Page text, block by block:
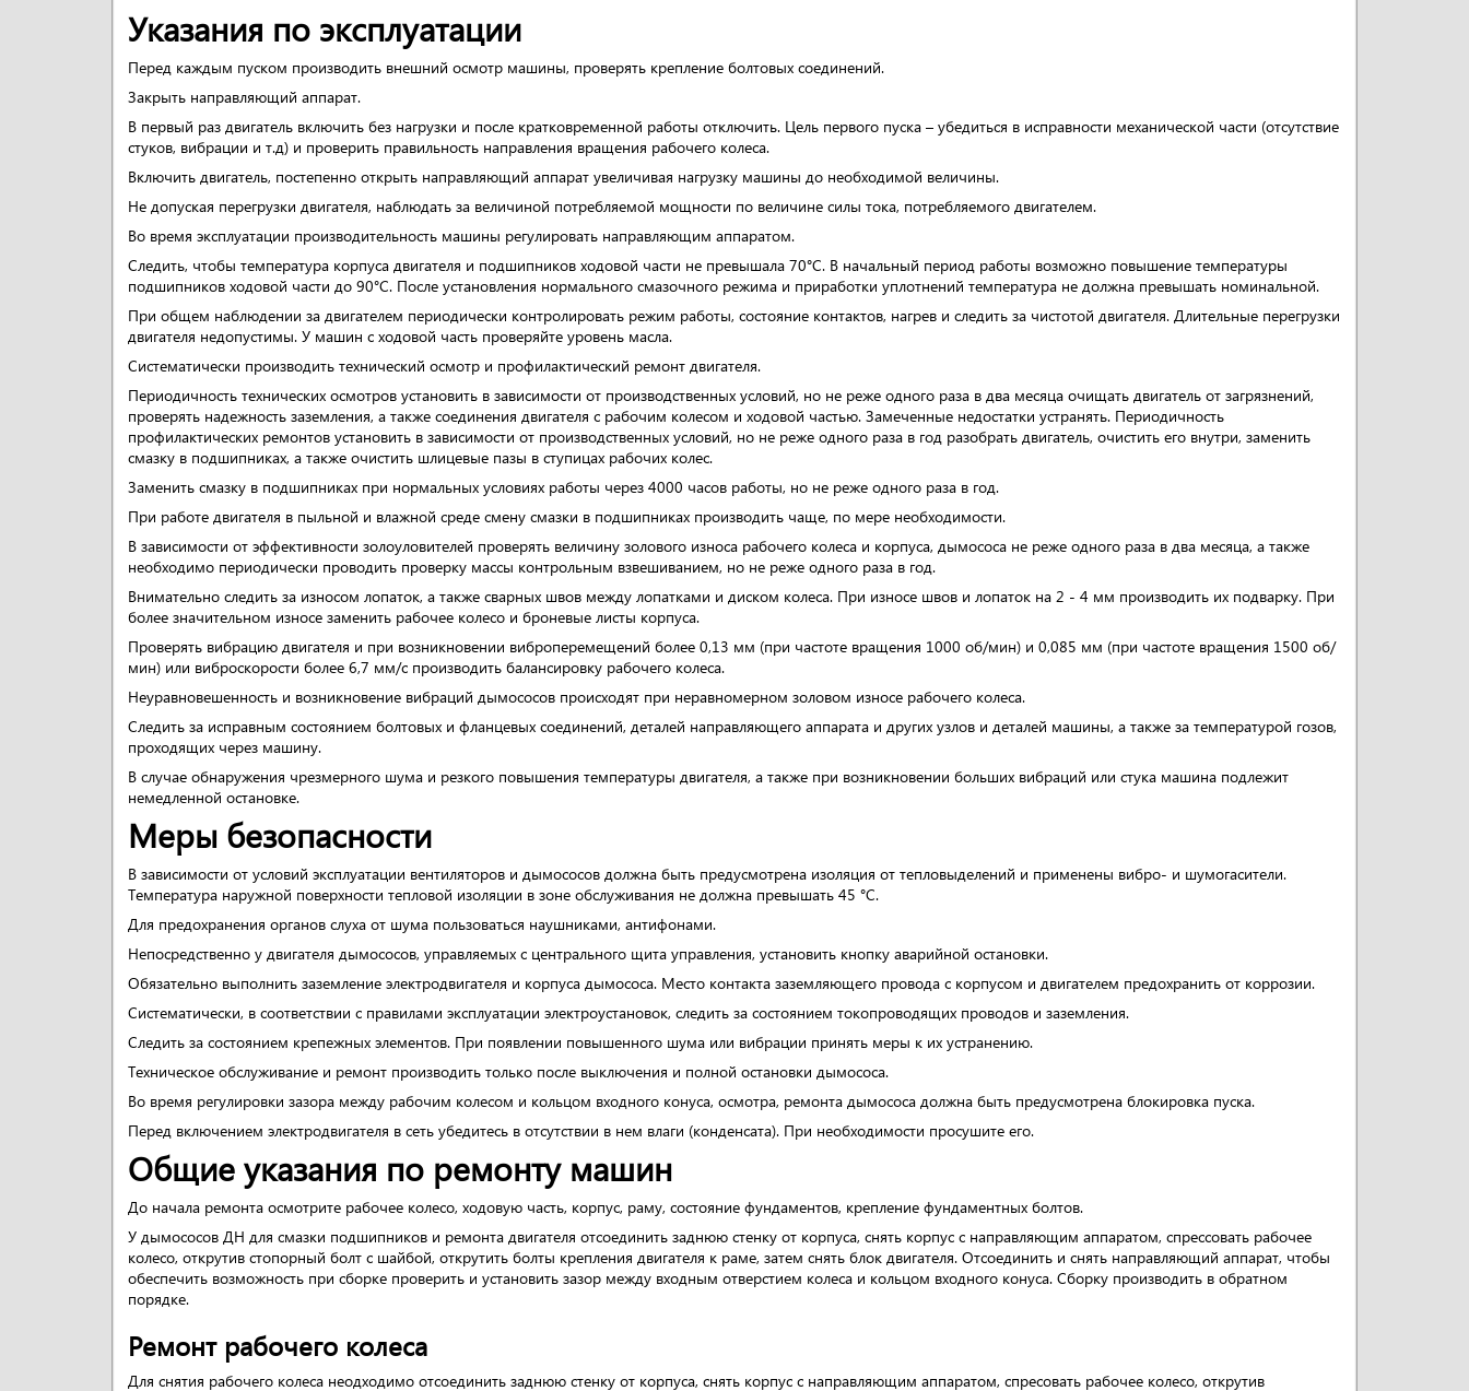
Указания по эксплуатации
Перед каждым пуском производить внешний осмотр машины, проверять крепление болтовых соединений.
Закрыть направляющий аппарат.
В первый раз двигатель включить без нагрузки и после кратковременной работы отключить. Цель первого пуска – убедиться в исправности механической части (отсутствие
стуков, вибрации и т.д) и проверить правильность направления вращения рабочего колеса.
Включить двигатель, постепенно открыть направляющий аппарат увеличивая нагрузку машины до необходимой величины.
Не допуская перегрузки двигателя, наблюдать за величиной потребляемой мощности по величине силы тока, потребляемого двигателем.
Во время эксплуатации производительность машины регулировать направляющим аппаратом.
Следить, чтобы температура корпуса двигателя и подшипников ходовой части не превышала 70°С. В начальный период работы возможно повышение температуры
подшипников ходовой части до 90°С. После установления нормального смазочного режима и приработки уплотнений температура не должна превышать номинальной.
При общем наблюдении за двигателем периодически контролировать режим работы, состояние контактов, нагрев и следить за чистотой двигателя. Длительные перегрузки
двигателя недопустимы. У машин с ходовой часть проверяйте уровень масла.
Систематически производить технический осмотр и профилактический ремонт двигателя.
Периодичность технических осмотров установить в зависимости от производственных условий, но не реже одного раза в два месяца очищать двигатель от загрязнений,
проверять надежность заземления, а также соединения двигателя с рабочим колесом и ходовой частью. Замеченные недостатки устранять. Периодичность
профилактических ремонтов установить в зависимости от производственных условий, но не реже одного раза в год разобрать двигатель, очистить его внутри, заменить
смазку в подшипниках, а также очистить шлицевые пазы в ступицах рабочих колес.
Заменить смазку в подшипниках при нормальных условиях работы через 4000 часов работы, но не реже одного раза в год.
При работе двигателя в пыльной и влажной среде смену смазки в подшипниках производить чаще, по мере необходимости.
В зависимости от эффективности золоуловителей проверять величину золового износа рабочего колеса и корпуса, дымососа не реже одного раза в два месяца, а также
необходимо периодически проводить проверку массы контрольным взвешиванием, но не реже одного раза в год.
Внимательно следить за износом лопаток, а также сварных швов между лопатками и диском колеса. При износе швов и лопаток на 2 - 4 мм производить их подварку. При
более значительном износе заменить рабочее колесо и броневые листы корпуса.
Проверять вибрацию двигателя и при возникновении виброперемещений более 0,13 мм (при частоте вращения 1000 об/мин) и 0,085 мм (при частоте вращения 1500 об/
мин) или виброскорости более 6,7 мм/с производить балансировку рабочего колеса.
Неуравновешенность и возникновение вибраций дымососов происходят при неравномерном золовом износе рабочего колеса.
Следить за исправным состоянием болтовых и фланцевых соединений, деталей направляющего аппарата и других узлов и деталей машины, а также за температурой гозов,
проходящих через машину.
В случае обнаружения чрезмерного шума и резкого повышения температуры двигателя, а также при возникновении больших вибраций или стука машина подлежит
немедленной остановке.
Меры безопасности
В зависимости от условий эксплуатации вентиляторов и дымососов должна быть предусмотрена изоляция от тепловыделений и применены вибро- и шумогасители.
Температура наружной поверхности тепловой изоляции в зоне обслуживания не должна превышать 45 °С.
Для предохранения органов слуха от шума пользоваться наушниками, антифонами.
Непосредственно у двигателя дымососов, управляемых с центрального щита управления, установить кнопку аварийной остановки.
Обязательно выполнить заземление электродвигателя и корпуса дымососа. Место контакта заземляющего провода с корпусом и двигателем предохранить от коррозии.
Систематически, в соответствии с правилами эксплуатации электроустановок, следить за состоянием токопроводящих проводов и заземления.
Следить за состоянием крепежных элементов. При появлении повышенного шума или вибрации принять меры к их устранению.
Техническое обслуживание и ремонт производить только после выключения и полной остановки дымососа.
Во время регулировки зазора между рабочим колесом и кольцом входного конуса, осмотра, ремонта дымососа должна быть предусмотрена блокировка пуска.
Перед включением электродвигателя в сеть убедитесь в отсутствии в нем влаги (конденсата). При необходимости просушите его.
Общие указания по ремонту машин
До начала ремонта осмотрите рабочее колесо, ходовую часть, корпус, раму, состояние фундаментов, крепление фундаментных болтов.
У дымососов ДН для смазки подшипников и ремонта двигателя отсоединить заднюю стенку от корпуса, снять корпус с направляющим аппаратом, спрессовать рабочее
колесо, открутив стопорный болт с шайбой, открутить болты крепления двигателя к раме, затем снять блок двигателя. Отсоединить и снять направляющий аппарат, чтобы
обеспечить возможность при сборке проверить и установить зазор между входным отверстием колеса и кольцом входного конуса. Сборку производить в обратном
порядке.
Ремонт рабочего колеса
Для снятия рабочего колеса неодходимо отсоединить заднюю стенку от корпуса, снять корпус с направляющим аппаратом, спресовать рабочее колесо, открутив